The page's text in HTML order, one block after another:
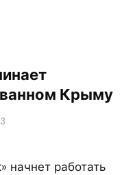
Крыму
начнет работать